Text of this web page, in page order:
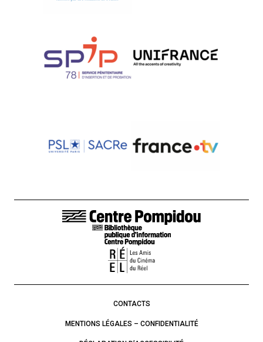
LIENS DE BAS DE PAGE
CONTACTS
MENTIONS LÉGALES – CONFIDENTIALITÉ